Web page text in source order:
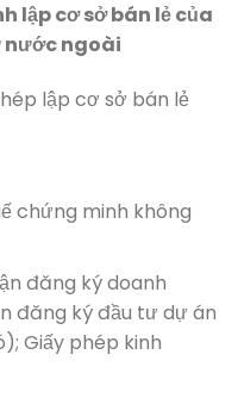
lập cơ sở bán lẻ của
nước ngoài
lập cơ sở bán lẻ
chứng minh không
đăng ký doanh
đăng ký đầu tư dự án
Giấy phép kinh